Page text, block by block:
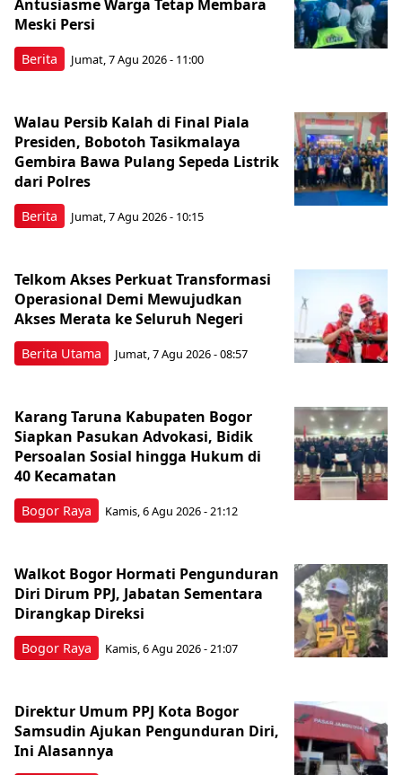
Berita
Antusiasme Warga Tetap Membara
Meski Persi
Jumat, 7 Agu 2026 - 11:00
Berita
Walau Persib Kalah di Final Piala
Presiden, Bobotoh Tasikmalaya
Gembira Bawa Pulang Sepeda Listrik
dari Polres
Jumat, 7 Agu 2026 - 10:15
Berita Utama
Telkom Akses Perkuat Transformasi
Operasional Demi Mewujudkan
Akses Merata ke Seluruh Negeri
Jumat, 7 Agu 2026 - 08:57
Bogor Raya
Karang Taruna Kabupaten Bogor
Siapkan Pasukan Advokasi, Bidik
Persoalan Sosial hingga Hukum di
40 Kecamatan
Kamis, 6 Agu 2026 - 21:12
Bogor Raya
Walkot Bogor Hormati Pengunduran
Diri Dirum PPJ, Jabatan Sementara
Dirangkap Direksi
Kamis, 6 Agu 2026 - 21:07
Direktur Umum PPJ Kota Bogor
Samsudin Ajukan Pengunduran Diri,
Ini Alasannya